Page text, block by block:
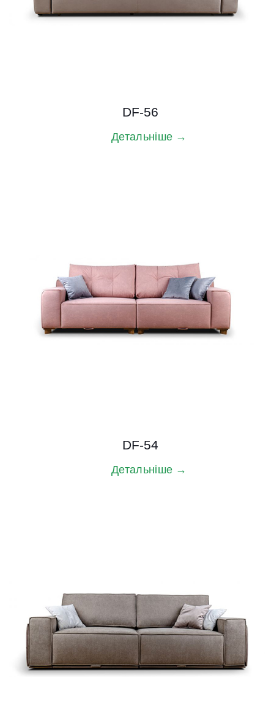
DF-56
Детальніше →
DF-54
Детальніше →